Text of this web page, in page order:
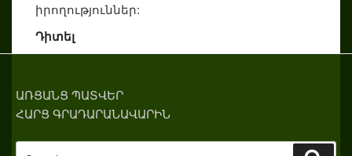
իրողություններ:
Դիտել
ԱՌՑԱՆՑ ՊԱՏՎԵՐ
ՀԱՐՑ ԳՐԱԴԱՐԱՆԱՎԱՐԻՆ